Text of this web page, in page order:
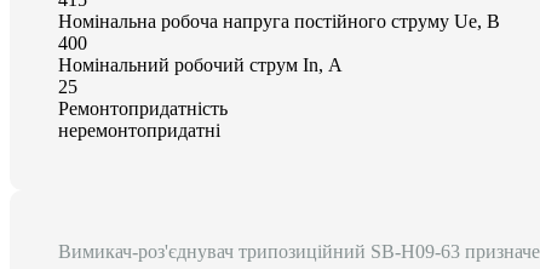
Номінальна робоча напруга постійного струму Ue, В
400
Номінальний робочий струм In, А
25
Ремонтопридатність
неремонтопридатні
Вимикач-роз'єднувач трипозиційний SB-H09-63